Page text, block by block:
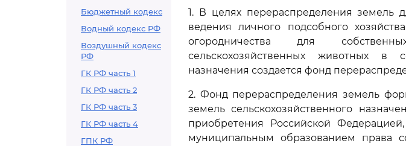
Бюджетный кодекс
Водный кодекс РФ
Воздушный кодекс
РФ
ГК РФ часть 1
ГК РФ часть 2
ГК РФ часть 3
ГК РФ часть 4
ГПК РФ
1. В целях перераспределения земель
ведения личного подсобного
огородничества для
сельскохозяйственных животных в
назначения создается фонд
2. Фонд перераспределения земель
земель сельскохозяйственного
приобретения Российской
муниципальным образованием права